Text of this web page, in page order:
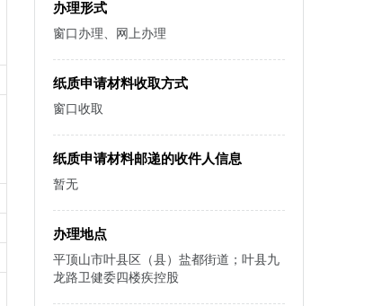
办理形式
窗口办理、网上办理
纸质申请材料收取方式
窗口收取
纸质申请材料邮递的收件人信息
暂无
办理地点
平顶山市叶县区（县）盐都街道；叶县九
龙路卫健委四楼疾控股